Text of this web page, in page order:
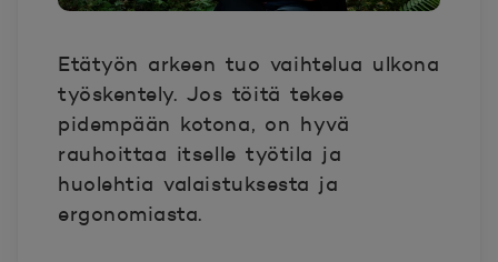
Etätyön arkeen tuo vaihtelua ulkona
työskentely. Jos töitä tekee
pidempään kotona, on hyvä
rauhoittaa itselle työtila ja
huolehtia valaistuksesta ja
ergonomiasta.